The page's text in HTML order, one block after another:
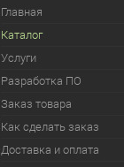
Главная
Каталог
Услуги
Разработка ПО
Заказ товара
Как сделать заказ
Доставка и оплата